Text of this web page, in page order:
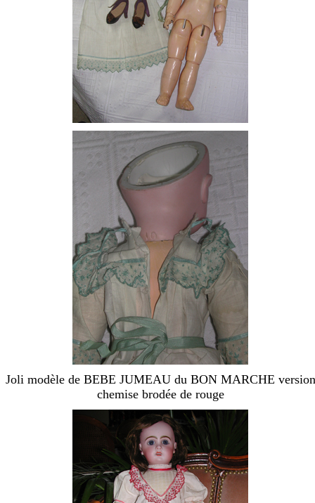
Joli modèle de BEBE JUMEAU du BON MARCHE version
chemise brodée de rouge